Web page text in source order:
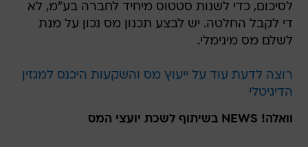
לסיכום, כדי לשנות סטטוס מיחיד לחברה בע"מ, לא
די לקבל החלטה. יש לבצע תכנון מס נכון על מנת
לשלם מס מינימלי.
רוצה לדעת עוד על ייעוץ מס והשקעות היכנס למגזין
הדיגיטלי
וואלה! NEWS בשיתוף לשכת יועצי המס